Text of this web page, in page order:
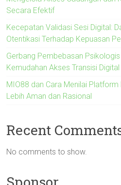
Secara Efektif
Kecepatan Validasi Sesi Digital:
Otentikasi Terhadap Kepuasan
Gerbang Pembebasan
Kemudahan Akses Transisi
MIO88 dan Cara Menilai Platform
Lebih Aman dan Rasional
Recent
No comments to show.